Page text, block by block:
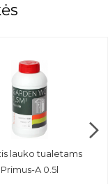
lauko tualetams
Primus-A 0.5l